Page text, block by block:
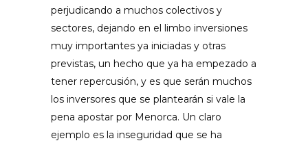
perjudicando a muchos colectivos y
sectores, dejando en el limbo inversiones
muy importantes ya iniciadas y otras
previstas, un hecho que ya ha empezado a
tener repercusión, y es que serán muchos
los inversores que se plantearán si vale la
pena apostar por Menorca. Un claro
ejemplo es la inseguridad que se ha